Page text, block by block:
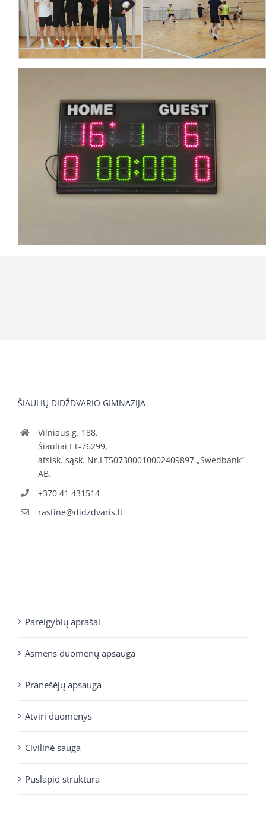
ŠIAULIŲ DIDŽDVARIO GIMNAZIJA
Vilniaus g. 188,
Šiauliai LT-76299,
atsisk. sąsk. Nr.LT507300010002409897 „Swedbank“
AB.
+370 41 431514
rastine@didzdvaris.lt
Pareigybių aprašai
Asmens duomenų apsauga
Pranešėjų apsauga
Atviri duomenys
Civilinė sauga
Puslapio struktūra